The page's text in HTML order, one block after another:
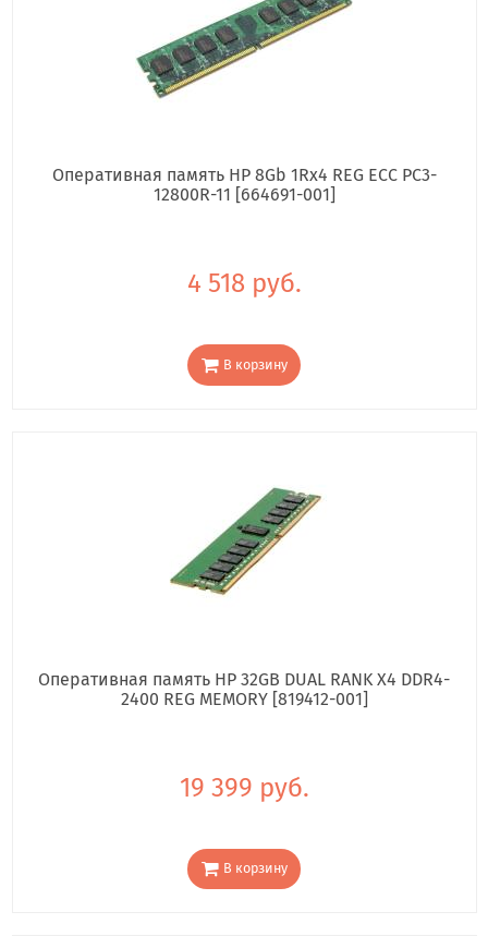
Оперативная память HP 8Gb 1Rx4 REG ECC PC3-
12800R-11 [664691-001]
4 518 руб.
В корзину
Оперативная память HP 32GB DUAL RANK X4 DDR4-
2400 REG MEMORY [819412-001]
19 399 руб.
В корзину